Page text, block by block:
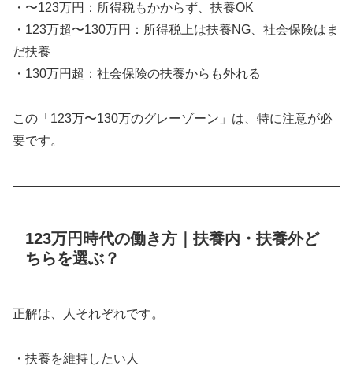
・〜123万円：所得税もかからず、扶養OK
・123万超〜130万円：所得税上は扶養NG、社会保険はま
だ扶養
・130万円超：社会保険の扶養からも外れる
この「123万〜130万のグレーゾーン」は、特に注意が必
要です。
――――――――――――――――――――――――――
123万円時代の働き方｜扶養内・扶養外ど
ちらを選ぶ？
正解は、人それぞれです。
・扶養を維持したい人